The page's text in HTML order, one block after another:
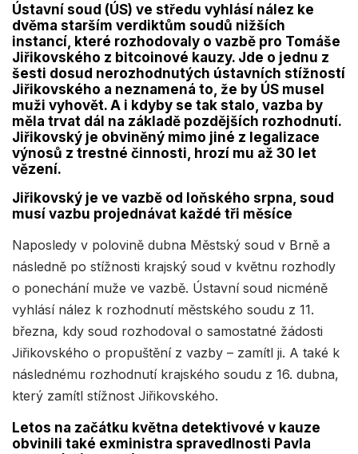
Ústavní soud (ÚS) ve středu vyhlásí nález ke
dvěma starším verdiktům soudů nižších
instancí, které rozhodovaly o vazbě pro Tomáše
Jiřikovského z bitcoinové kauzy. Jde o jednu z
šesti dosud nerozhodnutých ústavních stížností
Jiřikovského a neznamená to, že by ÚS musel
muži vyhovět. A i kdyby se tak stalo, vazba by
měla trvat dál na základě pozdějších rozhodnutí.
Jiřikovský je obviněný mimo jiné z legalizace
výnosů z trestné činnosti, hrozí mu až 30 let
vězení.
Jiřikovský je ve vazbě od loňského srpna, soud
musí vazbu projednávat každé tři měsíce
Naposledy v polovině dubna Městský soud v Brně a
následně po stížnosti krajský soud v květnu rozhodly
o ponechání muže ve vazbě. Ústavní soud nicméně
vyhlásí nález k rozhodnutí městského soudu z 11.
března, kdy soud rozhodoval o samostatné žádosti
Jiřikovského o propuštění z vazby – zamítl ji. A také k
následnému rozhodnutí krajského soudu z 16. dubna,
který zamítl stížnost Jiřikovského.
Letos na začátku května detektivové v kauze
obvinili také exministra spravedlnosti Pavla